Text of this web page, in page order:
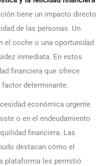
tiene un impacto directo
de las personas. Un
el coche o una oportunidad
inmediata. En estos
financiera que ofrece
factor determinante.
económica urgente
o en el endeudamiento
financiera. Las
destacan cómo el
plataforma les permitió